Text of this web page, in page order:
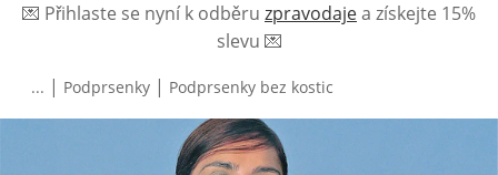
💌 Přihlaste se nyní k odběru zpravodajea získejte 15%
slevu 💌
... | Podprsenky | Podprsenky bez kostic